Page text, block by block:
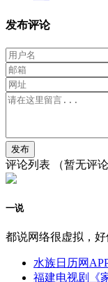
发布评论
评论列表 （暂无评论
一说
都说网络很虚拟，好
水族日历网
福建电视剧《